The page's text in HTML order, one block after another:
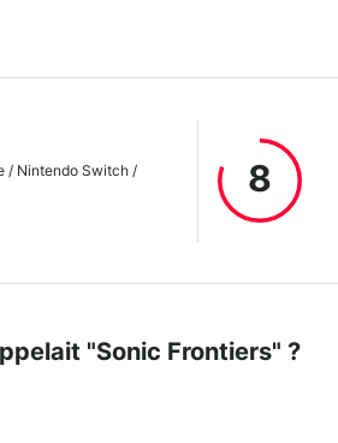
/ Nintendo Switch /
8
"Sonic Frontiers" ?